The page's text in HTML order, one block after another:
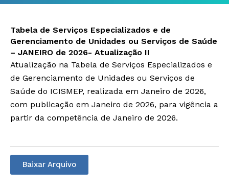
Tabela de Serviços Especializados e de
Gerenciamento de Unidades ou Serviços de Saúde
– JANEIRO de 2026- Atualização II
Atualização na Tabela de Serviços Especializados e
de Gerenciamento de Unidades ou Serviços de
Saúde do ICISMEP, realizada em Janeiro de 2026,
com publicação em Janeiro de 2026, para vigência a
partir da competência de Janeiro de 2026.
Baixar Arquivo